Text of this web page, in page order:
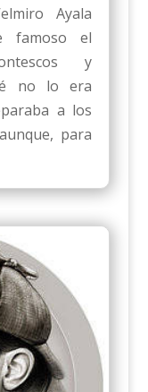
Ayala
famoso el
y
no lo era
a los
para